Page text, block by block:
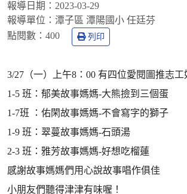
報導日期： 2023-03-29
報導單位： 潭子區 潭陽國小 任廷芬
點閱數： 400 列印
3/27（一）上午8：00 有四位愛閱圖推志
1-5 班：郁美故事媽媽-大熊撿到三個蛋
1-7班 ：佑閑故事媽媽-不會寫字的獅子
1-9 班：翠蔓故事媽媽-石頭湯
2-3 班：雅芳故事媽媽-好想吃榴蓮
感謝故事媽媽們用心說故事唱作俱佳
小朋友們聽得津津有味喔！